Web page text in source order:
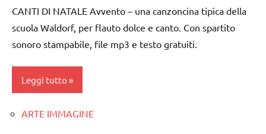
TUTTI GLI
ARTICOLI
3a
6
anni
DELL'ANNO
Natale
canti
natalizi
classe
1a
2a
CANTI DI NATALE Avvento – una canzoncina tipica della
scuola Waldorf, per flauto dolce e canto. Con spartito
sonoro stampabile, file mp3 e testo gratuiti.
Leggi tutto
canti
ARTE IMMAGINE